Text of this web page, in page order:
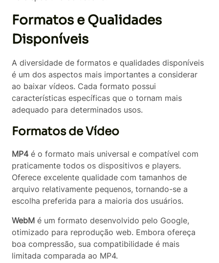
Formatos e Qualidades
Disponíveis
A diversidade de formatos e qualidades disponíveis
é um dos aspectos mais importantes a considerar
ao baixar vídeos. Cada formato possui
características específicas que o tornam mais
adequado para determinados usos.
Formatos de Vídeo
MP4 é o formato mais universal e compatível com
praticamente todos os dispositivos e players.
Oferece excelente qualidade com tamanhos de
arquivo relativamente pequenos, tornando-se a
escolha preferida para a maioria dos usuários.
WebM é um formato desenvolvido pelo Google,
otimizado para reprodução web. Embora ofereça
boa compressão, sua compatibilidade é mais
limitada comparada ao MP4.